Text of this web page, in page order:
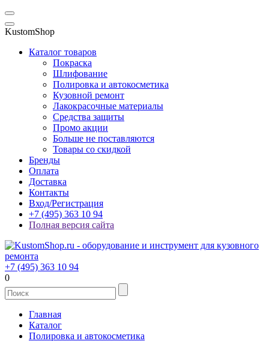
KustomShop
Каталог товаров
Покраска
Шлифование
Полировка и автокосметика
Кузовной ремонт
Лакокрасочные материалы
Средства защиты
Промо акции
Больше не поставляются
Товары со скидкой
Бренды
Оплата
Доставка
Контакты
Вход/Регистрация
+7 (495) 363 10 94
Полная версия сайта
+7 (495) 363 10 94
0
Главная
Каталог
Полировка и автокосметика